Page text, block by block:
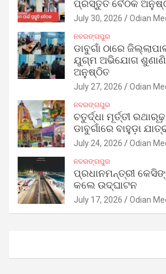
ପ୍ରସ୍ତୁତି ବୈଠକ
July 30, 2026 Odian
ନବରଙ୍ଗପୁର
ଡାବୁଗାଁ ଠାରେ
ଯୁଗ୍ମ ଅଭିଯୋଗ ଶୁଣାଣି
ଅନୁଷ୍ଠିତ
July 27, 2026 Odian
ନବରଙ୍ଗପୁର
ଚତୁର୍ଦ୍ଧା ମୂର୍ତ୍ତୀ
ଡାବୁଗାଁରେ ବାହୁଡ଼ା
July 24, 2026 Odian
ନବରଙ୍ଗପୁର
ପ୍ରଧାନମନ୍ତ୍ରୀ
କଲେ ଉଦ୍‌ଘାଟନ
July 17, 2026 Odian